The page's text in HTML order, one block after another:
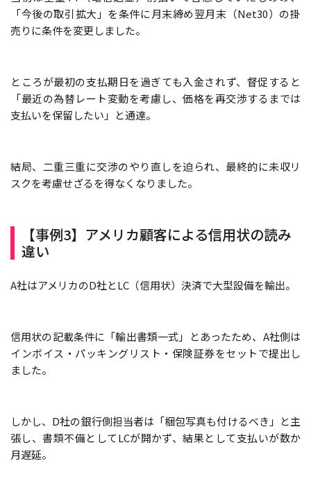
「今後の取引拡大」を条件に月末締め翌月末（Net30）の掛
売りに条件を変更しました。
ところが最初の支払期日を過ぎても入金されず、督促すると
「最近の為替レート変動を考慮し、価格を再交渉するまでは
支払いを保留したい」と通達。
結局、二重三重に交渉のやり直しを迫られ、最終的に未収リ
スクを考慮せざるを得なくなりました。
【事例3】アメリカ顧客による信用状の読み
違い
A社はアメリカのD社とLC（信用状）決済で大型設備を輸出。
信用状の記載条件に「輸出書類一式」とあったため、A社側は
インボイス・パッキングリスト・保険証券をセットで提出し
ました。
しかし、D社の銀行側担当者は「梱包写真も付けるべき」と主
張し、書類不備としてLCが開かず、結果として支払いが数か
月遅延。